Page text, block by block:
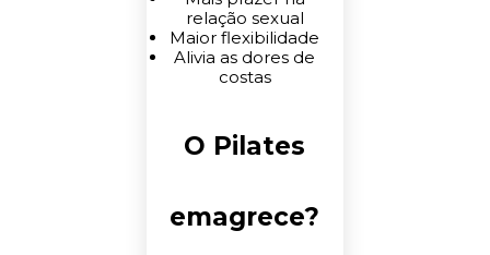
relação sexual
Maior flexibilidade
Alivia as dores de
costas
O Pilates
emagrece?